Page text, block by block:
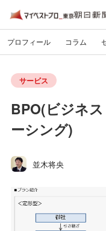
プロフィール コラム
サービス
BPO(ビジネ
ーシング)
並木将央